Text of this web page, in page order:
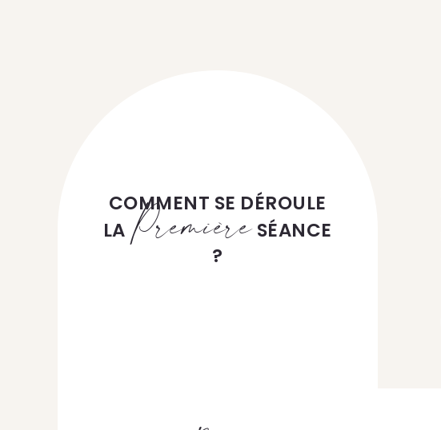
COMMENT SE DÉROULE
LA PremièreSÉANCE
?